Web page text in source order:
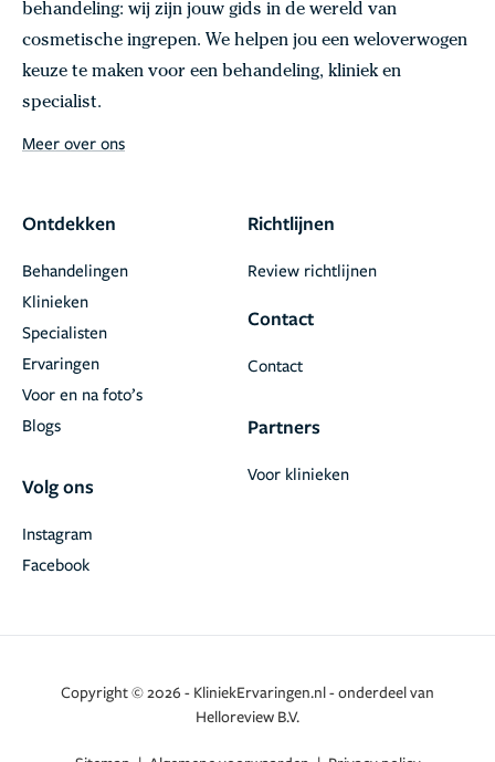
behandeling: wij zijn jouw gids in de wereld van
cosmetische ingrepen. We helpen jou een weloverwogen
keuze te maken voor een behandeling, kliniek en
specialist.
Meer over ons
Ontdekken
Behandelingen
Klinieken
Specialisten
Ervaringen
Voor en na foto’s
Blogs
Volg ons
Facebook
Instagram
Richtlijnen
Review richtlijnen
Contact
Contact
Partners
Voor klinieken
Copyright © 2026 - KliniekErvaringen.nl - onderdeel van
Helloreview B.V.